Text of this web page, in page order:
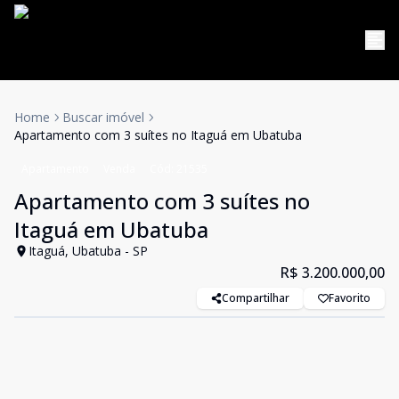
Home
Buscar imóvel
Apartamento com 3 suítes no Itaguá em Ubatuba
Apartamento com 3 suítes no
Itaguá em Ubatuba
Itaguá, Ubatuba - SP
R$ 3.200.000,00
Compartilhar Favorito